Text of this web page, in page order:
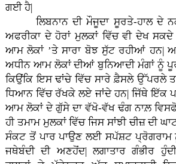
ਗਈ ਹੈ|
ਲਿਬਨਾਨ ਦੀ ਮੌਜੂਦਾ ਸੂਰਤੇ-ਹਾਲ ਦੇ
ਅਫਰੀਕਾ ਦੇ ਹੋਰਾਂ ਮੁਲਕਾਂ ਵਿੱਚ ਵੀ ਦੇਖ ਸਕਦੇ
ਆਮ ਲੋਕਾਂ ’ਤੇ ਸਾਰਾ ਬੋਝ ਸੁੱਟ ਰਹੀਆਂ ਹਨ|
ਅਧੀਨ ਆਮ ਲੋਕਾਂ ਦੀਆਂ ਬੁਨਿਆਦੀ ਮੰਗਾਂ ਨੂੰ
ਕਿਉਂਕਿ ਇਸ ਢਾਂਚੇ ਵਿੱਚ ਸਾਰੇ ਫ਼ੈਸਲੇ ਉੱਪਰਲੇ
ਧਿਆਨ ਵਿੱਚ ਰੱਖਕੇ ਲਏ ਜਾਂਦੇ ਹਨ| ਜਿੱਥੇ ਇੱਕ
ਆਮ ਲੋਕਾਂ ਦੇ ਗੁੱਸੇ ਦਾ ਵੱਖੋ-ਵੱਖ ਢੰਗ ਨਾਲ਼
ਹੀ ਤਮਾਮ ਮੁਲਕਾਂ ਵਿੱਚ ਜਿਸ ਸਾਂਝੀ ਚੀਜ਼ ਦੀ
ਸੰਕਟ ਤੋਂ ਪਾਰ ਪਾਉਣ ਲਈ ਸਪੱਸ਼ਟ ਪ੍ਰੋਗਰਾਮ
ਜਥੇਬੰਦੀ ਦੀ ਅਣਹੋਂਦ| ਲਗਾਤਾਰ ਗੰਭੀਰ